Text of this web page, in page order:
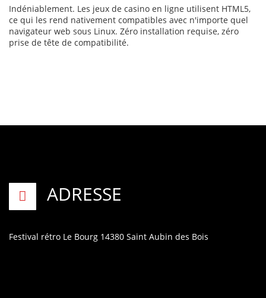
Indéniablement. Les jeux de casino en ligne utilisent HTML5,
ce qui les rend nativement compatibles avec n'importe quel
navigateur web sous Linux. Zéro installation requise, zéro
prise de tête de compatibilité.
ADRESSE
Festival rétro Le Bourg 14380 Saint Aubin des Bois